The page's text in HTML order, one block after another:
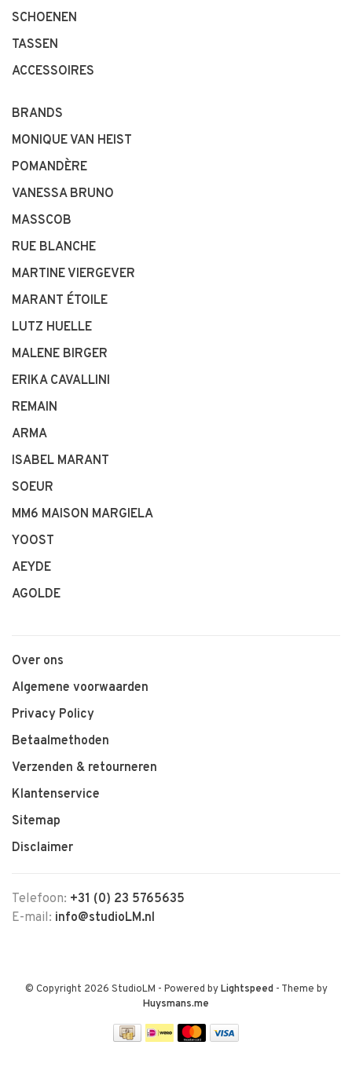
SCHOENEN
TASSEN
ACCESSOIRES
BRANDS
MONIQUE VAN HEIST
POMANDÈRE
VANESSA BRUNO
MASSCOB
RUE BLANCHE
MARTINE VIERGEVER
MARANT ÉTOILE
LUTZ HUELLE
MALENE BIRGER
ERIKA CAVALLINI
REMAIN
ARMA
ISABEL MARANT
SOEUR
MM6 MAISON MARGIELA
YOOST
AEYDE
AGOLDE
Over ons
Algemene voorwaarden
Privacy Policy
Betaalmethoden
Verzenden & retourneren
Klantenservice
Sitemap
Disclaimer
Telefoon: +31 (0) 23 5765635
E-mail: info@studioLM.nl
© Copyright 2026 StudioLM - Powered byLightspeed- Theme by
Huysmans.me